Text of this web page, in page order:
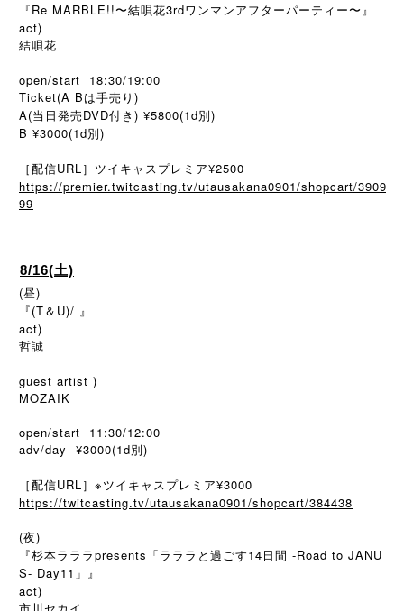
『Re MARBLE!!〜結唄花3rdワンマンアフターパーティー〜』
act)
結唄花
open/start 18:30/19:00
Ticket(A Bは手売り)
A(当日発売DVD付き) ¥5800(1d別)
B ¥3000(1d別)
［配信URL］ツイキャスプレミア¥2500
https://premier.twitcasting.tv/utausakana0901/shopcart/3909
99
8/16(土)
(昼)
『(T＆U)/ 』
act)
哲誠
guest artist )
MOZAIK
open/start 11:30/12:00
adv/day ¥3000(1d別 )
［配信URL］※ツイキャスプレミア¥3000
https://twitcasting.tv/utausakana0901/shopcart/384438
(夜)
『杉本ラララpresents「ラララと過ごす14日間 -Road to JANU
S- Day11」』
act)